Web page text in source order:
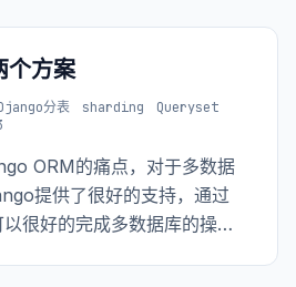
个方案
分表 sharding
Queryset
ORM的痛点，对于多数据
提供了很好的支持，通过
很好的完成多数据库的操